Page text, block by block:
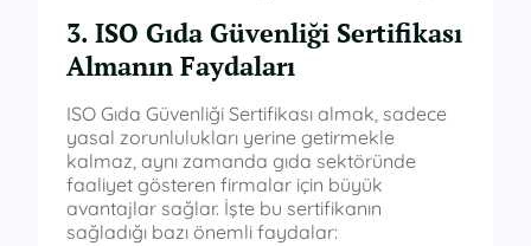
3. ISO Gıda Güvenliği Sertifikası
Almanın Faydaları
ISO Gıda Güvenliği Sertifikası almak, sadece
yasal zorunlulukları yerine getirmekle
kalmaz, aynı zamanda gıda sektöründe
faaliyet gösteren firmalar için büyük
avantajlar sağlar. İşte bu sertifikanın
sağladığı bazı önemli faydalar: